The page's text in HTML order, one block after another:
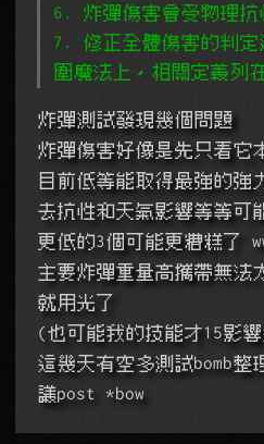
6. 炸彈傷害會受物理抗
7. 修正全體傷害的判定
圍魔法上，相關定義列
炸彈測試發現幾個問題
炸彈傷害好像是先只看
目前低等能取得最強的
去抗性和天氣影響等等可
更低的3個可能更糟糕了
主要炸彈重量高攜帶無法
就用光了
(也可能我的技能才15影
這幾天有空多測試bomb
議post *bow